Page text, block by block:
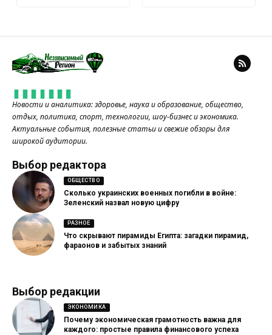
Новости и аналитика: здоровье, наука и образование, общество,
отдых, политика, спорт, технологии, шоу-бизнес и экономика.
Актуальные события, полезные статьи и свежие обзоры для
широкой аудитории.
Выбор редактора
ОБЩЕСТВО
Сколько украинских военных погибли в войне:
Зеленский назвал новую цифру
РАЗНОЕ
Что скрывают пирамиды Египта: загадки пирамид,
фараонов и забытых знаний
Выбор редакции
ЭКОНОМИКА
Почему экономическая грамотность важна для
каждого: простые правила финансового успеха